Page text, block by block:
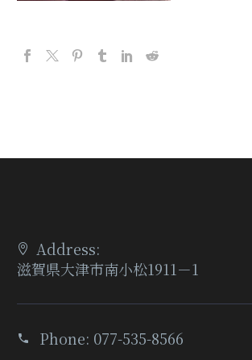
Address:
滋賀県大津市南小松1911－1
Phone: 077-535-8566